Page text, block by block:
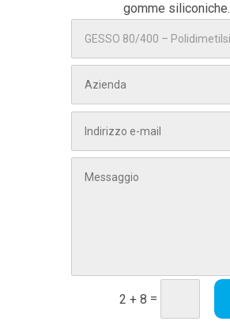
gomme siliconiche.
2 + 8 =